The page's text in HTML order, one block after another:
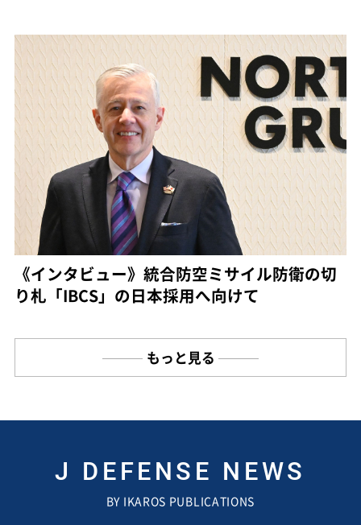
《インタビュー》統合防空ミサイル防衛の切
り札「IBCS」の日本採用へ向けて
もっと見る
J DEFENSE NEWS
BY IKAROS PUBLICATIONS